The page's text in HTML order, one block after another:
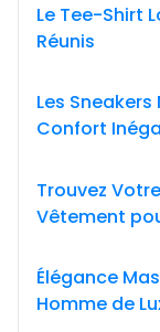
Le Tee-Shirt
Réunis
Les
Confort
Trouvez
Vêtement
Élégance
Homme de